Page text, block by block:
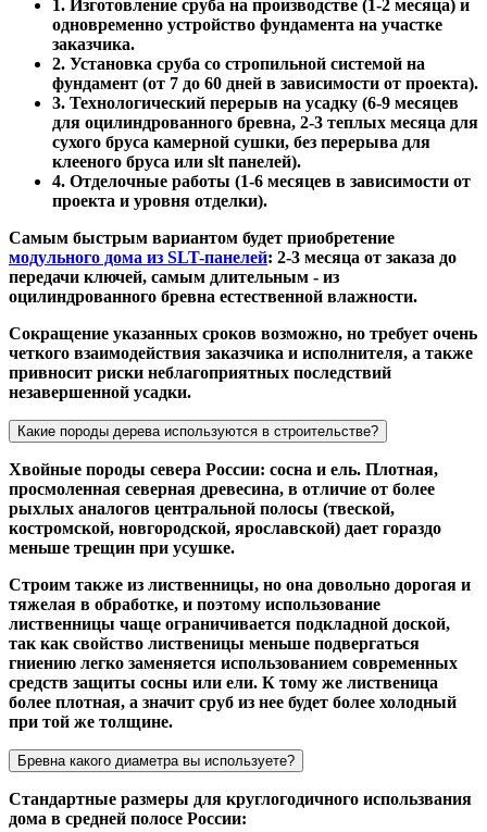
1. Изготовление сруба на производстве (1-2 месяца) и
одновременно устройство фундамента на участке
заказчика.
2. Установка сруба со стропильной системой на
фундамент (от 7 до 60 дней в зависимости от проекта).
3. Технологический перерыв на усадку (6-9 месяцев
для оцилиндрованного бревна, 2-3 теплых месяца для
сухого бруса камерной сушки, без перерыва для
клееного бруса или slt панелей).
4. Отделочные работы (1-6 месяцев в зависимости от
проекта и уровня отделки).
Самым быстрым вариантом будет приобретение
модульного дома из SLT-панелей: 2-3 месяца от заказа до
передачи ключей, самым длительным - из
оцилиндрованного бревна естественной влажности.
Сокращение указанных сроков возможно, но требует очень
четкого взаимодействия заказчика и исполнителя, а также
привносит риски неблагоприятных последствий
незавершенной усадки.
Какие породы дерева используются в строительстве?
Хвойные породы севера России: сосна и ель. Плотная,
просмоленная северная древесина, в отличие от более
рыхлых аналогов центральной полосы (твеской,
костромской, новгородской, ярославской) дает гораздо
меньше трещин при усушке.
Строим также из лиственницы, но она довольно дорогая и
тяжелая в обработке, и поэтому использование
лиственницы чаще ограничивается подкладной доской,
так как свойство лиственицы меньше подвергаться
гниению легко заменяется использованием современных
средств защиты сосны или ели. К тому же лиственица
более плотная, а значит сруб из нее будет более холодный
при той же толщине.
Бревна какого диаметра вы используете?
Стандартные размеры для круглогодичного использвания
дома в средней полосе России: